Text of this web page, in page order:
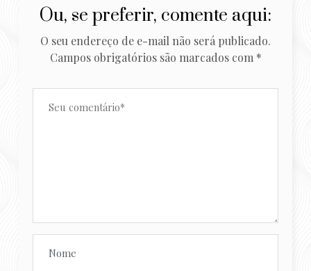
Ou, se preferir, comente aqui:
O seu endereço de e-mail não será publicado.
Campos obrigatórios são marcados com *